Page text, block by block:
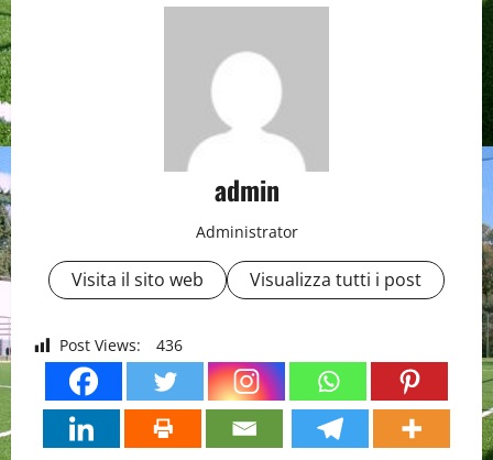
admin
Administrator
Visita il sito web Visualizza tutti i post
Post Views: 436